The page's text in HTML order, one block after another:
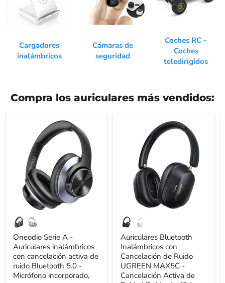
Cargadores
inalámbricos
Cámaras de
seguridad
Coches RC -
Coches
teledirigidos
Compra los auriculares más vendidos:
Auriculares
inalámbricos
cancelación
activa
ruido
Bluetooth
5.0
Micrófono
incorporado,
carga
tipo
C
y
Oneodio Serie A -
Auriculares inalámbricos
con cancelación activa de
ruido Bluetooth 5.0 -
Micrófono incorporado,
Inalámbricos
Cancelación
UGREEN
MAX5C
Cancelación
de
Ruido
Híbrida
de
43dB,
Hi-
Res
LDAC,
Auriculares Bluetooth
Inalámbricos con
Cancelación de Ruido
UGREEN MAX5C -
Cancelación Activa de